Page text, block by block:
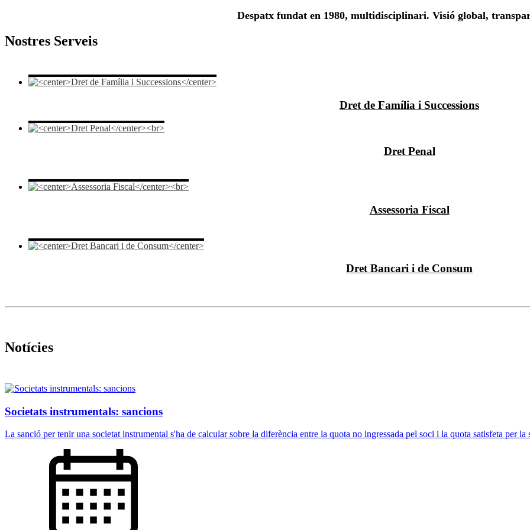
Despatx fundat en 1980, multidisciplinari. Visió global,
Nostres Serveis
Dret de Família i Successions
Dret Penal
Assessoria Fiscal
Dret Bancari i de Consum
Notícies
Societats instrumentals: sancions
La sanció per tenir una societat instrumental s'ha de calcular sobre la diferència entre la quota no ingressada pel soci i la quota satisfeta per la